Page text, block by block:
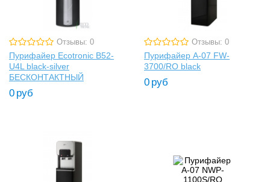
Отзывы: 0
Пурифайер Ecotronic B52-
U4L black-silver
БЕСКОНТАКТНЫЙ
0 руб
Отзывы: 0
Пурифайер A-07 FW-
3700/RO black
0 руб